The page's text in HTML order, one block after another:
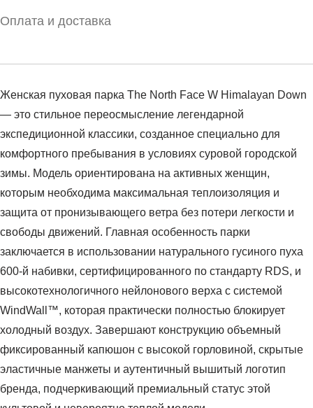
Оплата и доставка
Женская пуховая парка The North Face W Himalayan Down
— это стильное переосмысление легендарной
экспедиционной классики, созданное специально для
комфортного пребывания в условиях суровой городской
зимы. Модель ориентирована на активных женщин,
которым необходима максимальная теплоизоляция и
защита от пронизывающего ветра без потери легкости и
свободы движений. Главная особенность парки
заключается в использовании натурального гусиного пуха
600-й набивки, сертифицированного по стандарту RDS, и
высокотехнологичного нейлонового верха с системой
WindWall™, которая практически полностью блокирует
холодный воздух. Завершают конструкцию объемный
фиксированный капюшон с высокой горловиной, скрытые
эластичные манжеты и аутентичный вышитый логотип
бренда, подчеркивающий премиальный статус этой